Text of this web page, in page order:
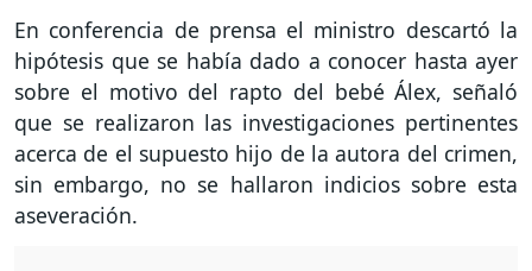
En conferencia de prensa el ministro descartó la
hipótesis que se había dado a conocer hasta ayer
sobre el motivo del rapto del bebé Álex, señaló
que se realizaron las investigaciones pertinentes
acerca de el supuesto hijo de la autora del crimen,
sin embargo, no se hallaron indicios sobre esta
aseveración.